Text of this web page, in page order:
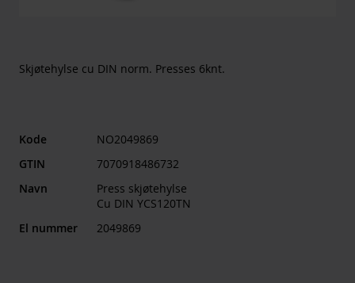
Skjøtehylse cu DIN norm. Presses 6knt.
Kode
NO2049869
GTIN
7070918486732
Navn
Press skjøtehylse
Cu DIN YCS120TN
El nummer
2049869